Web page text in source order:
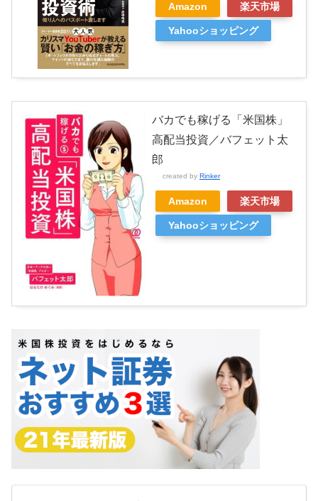
Amazon 楽天市場
Yahooショッピング
バカでも稼げる「米国株」
高配当投資／バフェット太
郎
created by Rinker
Amazon 楽天市場
Yahooショッピング